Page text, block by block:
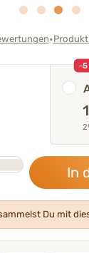
•
-5
In
Du mit